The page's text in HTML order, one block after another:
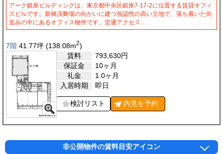
アーク銀座ビルディングは、東京都中央区銀座7-17-2に位置する賃貸オフィ
スビルです。新橋演舞場の向かいに建つ視認性の高い立地で、落ち着いた街
並みの中にあるオフィス物件です。交通アクセス…
7階 41.77坪 (138.08m2)
賃料
793,630円
保証金
10ヶ月
礼金
1.0ヶ月
入居時期
即日
検討リスト 内見を予約
非公開物件の賃料目安アイコン